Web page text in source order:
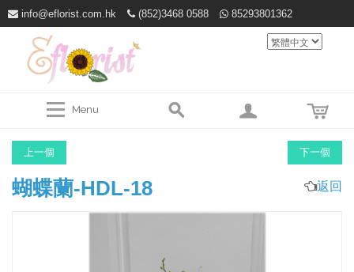
info@eflorist.com.hk (852)3468 0588 85293801362
Menu
上一個 下一個
蝴蝶蘭-HDL-18 返回